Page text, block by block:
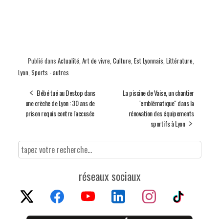
Publié dans Actualité, Art de vivre, Culture, Est Lyonnais, Littérature,
Lyon, Sports - autres
Bébé tué au Destop dans
une crèche de Lyon : 30 ans de
prison requis contre l'accusée
La piscine de Vaise, un chantier
"emblématique" dans la
rénovation des équipements
sportifs à Lyon
réseaux sociaux